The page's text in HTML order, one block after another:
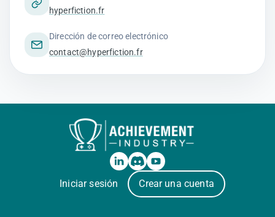
hyperfiction.fr
Dirección de correo electrónico
contact@hyperfiction.fr
Iniciar sesión Crear una cuenta